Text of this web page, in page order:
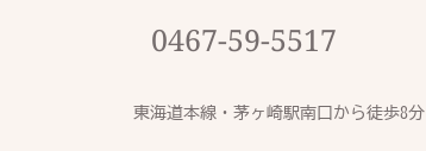
0467-59-5517
東海道本線・茅ヶ崎駅南口から徒歩8分